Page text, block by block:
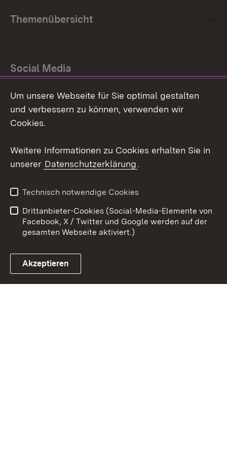
Themenübersicht
Social Media
Facebook
Link zum Landesportal
Barrierefreiheit
Kontakt
Cookies
Um unsere Webseite für Sie optimal gestalten
und verbessern zu können, verwenden wir
Cookies.
Weitere Informationen zu Cookies erhalten Sie in
unserer Datenschutzerklärung.
Technisch notwendige Cookies
Drittanbieter-Cookies (Social-Media-Elemente von
Facebook, X / Twitter und Google werden auf der
gesamten Webseite aktiviert.)
Akzeptieren